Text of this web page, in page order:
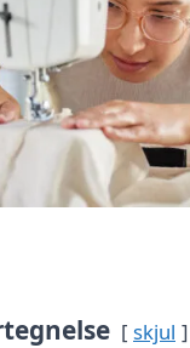
skjul